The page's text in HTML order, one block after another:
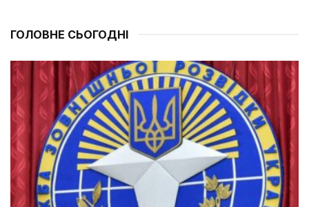
ГОЛОВНЕ СЬОГОДНІ